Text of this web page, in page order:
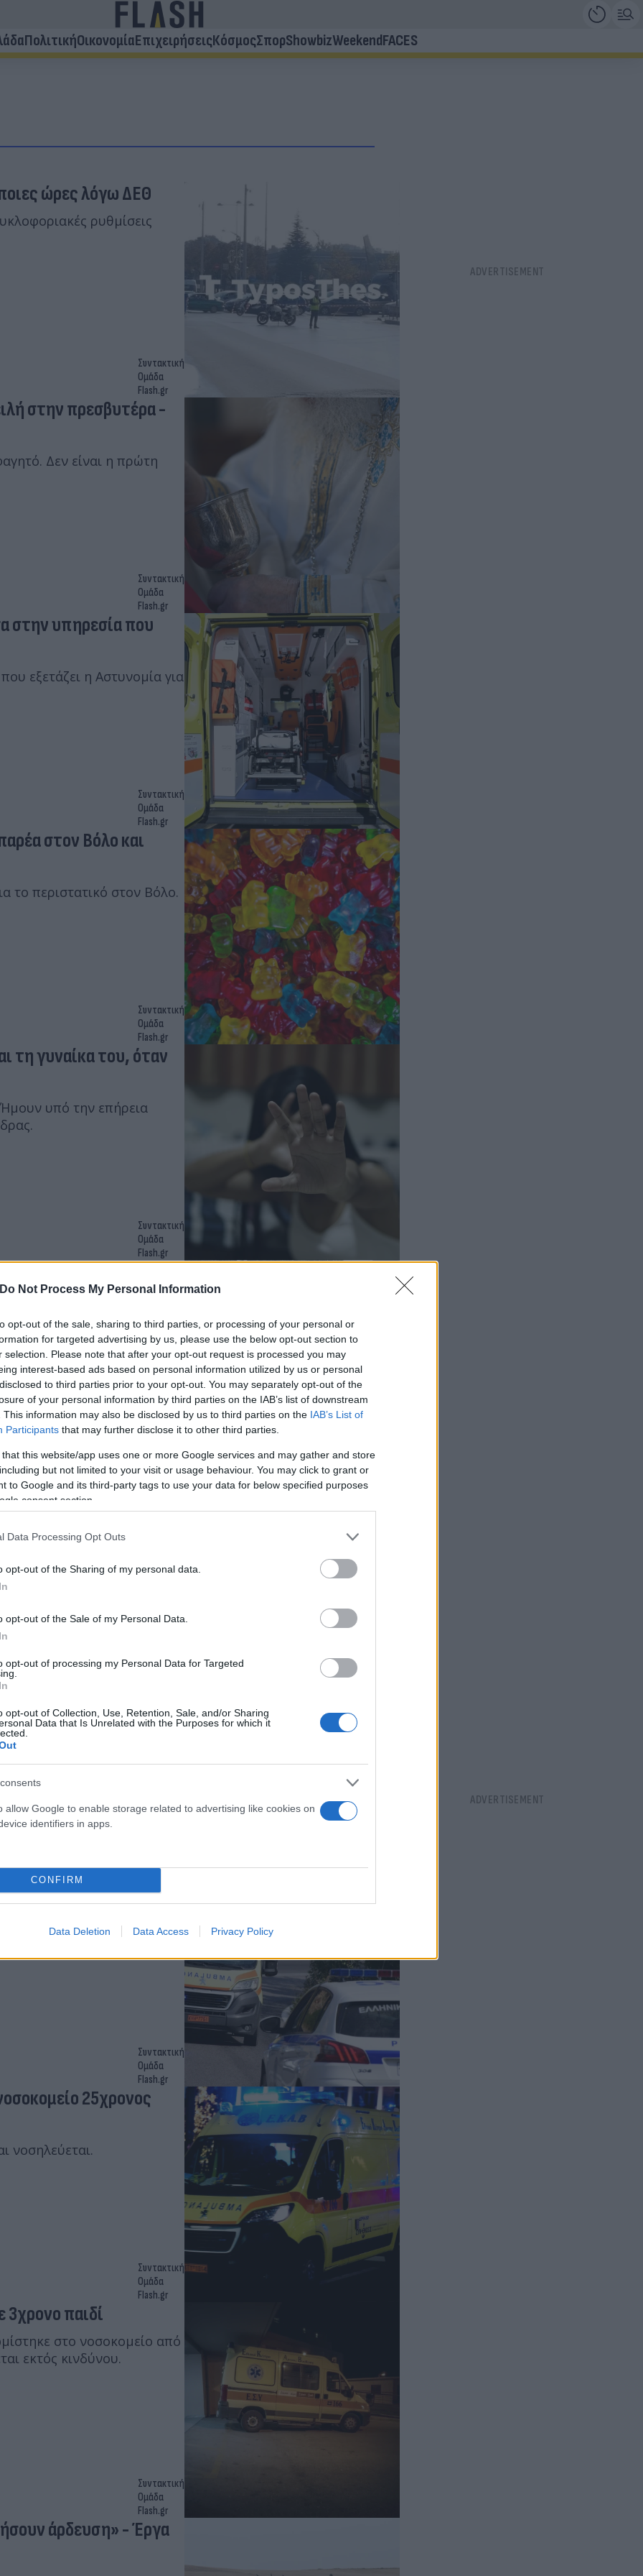
Do Not Process My Personal Information
opt-out of the sale, sharing to third parties, or processing of your personal or
for targeted advertising by us, please use the below opt-out section to
selection. Please note that after your opt-out request is processed you may
interest-based ads based on personal information utilized by us or personal
to third parties prior to your opt-out. You may separately opt-out of the
of your personal information by third parties on the IAB’s list of downstream
This information may also be disclosed by us to third parties on the IAB’s List of
Participants that may further disclose it to other third parties.
that this website/app uses one or more Google services and may gather and store
but not limited to your visit or usage behaviour. You may click to grant or
to Google and its third-party tags to use your data for below specified purposes
consent section.
Data Processing Opt Outs
opt-out of the Sharing of my personal data.
opt-out of the Sale of my Personal Data.
opt-out of processing my Personal Data for Targeted
opt-out of Collection, Use, Retention, Sale, and/or Sharing
Data that Is Unrelated with the Purposes for which it
allow Google to enable storage related to advertising like cookies on
identifiers in apps.
CONFIRM
Data Deletion Data Access Privacy Policy
ΠολιτικήΟικονομίαΕπιχειρήσειςΚόσμοςΣπορShowbizWeekendFACES
ώρες λόγω ΔΕΘ
ρυθμίσεις
Συντακτική
Ομάδα
Flash.gr
στην πρεσβυτέρα -
Δεν είναι η πρώτη
Συντακτική
Ομάδα
Flash.gr
στην υπηρεσία που
εξετάζει η Αστυνομία για
Συντακτική
Ομάδα
Flash.gr
στον Βόλο και
το περιστατικό στον Βόλο.
Συντακτική
Ομάδα
Flash.gr
τη γυναίκα του, όταν
υπό την επήρεια
Συντακτική
Ομάδα
Flash.gr
λέει ο
ανομίας αποκαλύπτει η
Ομάδα
Flash.gr
άσφαλτο οι νέοι
Flash.gr
που εργαζόταν
γκρεμό.
Συντακτική
Ομάδα
Flash.gr
25χρονος
νοσηλεύεται.
Συντακτική
Ομάδα
Flash.gr
3χρονο παιδί
στο νοσοκομείο από
εκτός κινδύνου.
Συντακτική
Ομάδα
Flash.gr
άρδευση» - Έργα